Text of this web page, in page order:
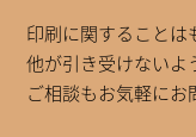
印刷に関することは
他が引き受けないよ
ご相談もお気軽に